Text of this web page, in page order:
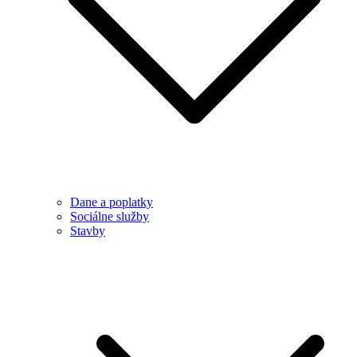
Dane a poplatky
Sociálne služby
Stavby